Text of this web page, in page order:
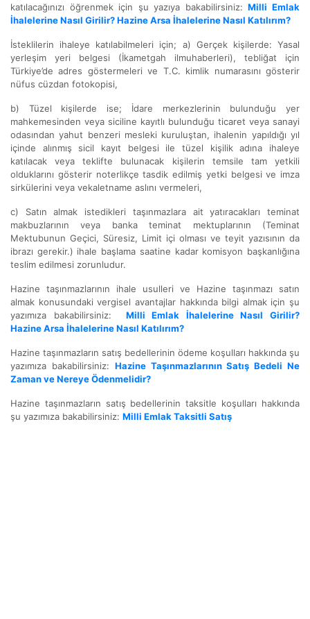
katılacağınızı öğrenmek için şu yazıya bakabilirsiniz:Milli Emlak
İhalelerine Nasıl Girilir? Hazine Arsa İhalelerine Nasıl Katılırım?
İsteklilerin ihaleye katılabilmeleri için; a) Gerçek kişilerde: Yasal
yerleşim yeri belgesi (İkametgah ilmuhaberleri), tebliğat için
Türkiye’de adres göstermeleri ve T.C. kimlik numarasını gösterir
nüfus cüzdan fotokopisi,
b) Tüzel kişilerde ise; İdare merkezlerinin bulunduğu yer
mahkemesinden veya siciline kayıtlı bulunduğu ticaret veya sanayi
odasından yahut benzeri mesleki kuruluştan, ihalenin yapıldığı yıl
içinde alınmış sicil kayıt belgesi ile tüzel kişilik adına ihaleye
katılacak veya teklifte bulunacak kişilerin temsile tam yetkili
olduklarını gösterir noterlikçe tasdik edilmiş yetki belgesi ve imza
sirkülerini veya vekaletname aslını vermeleri,
c) Satın almak istedikleri taşınmazlara ait yatıracakları teminat
makbuzlarının veya banka teminat mektuplarının (Teminat
Mektubunun Geçici, Süresiz, Limit içi olması ve teyit yazısının da
ibrazı gerekir.) ihale başlama saatine kadar komisyon başkanlığına
teslim edilmesi zorunludur.
Hazine taşınmazlarının ihale usulleri ve Hazine taşınmazı satın
almak konusundaki vergisel avantajlar hakkında bilgi almak için şu
yazımıza bakabilirsiniz: Milli Emlak İhalelerine Nasıl Girilir?
Hazine Arsa İhalelerine Nasıl Katılırım?
Hazine taşınmazların satış bedellerinin ödeme koşulları hakkında şu
yazımıza bakabilirsiniz: Hazine Taşınmazlarının Satış Bedeli Ne
Zaman ve Nereye Ödenmelidir?
Hazine taşınmazların satış bedellerinin taksitle koşulları hakkında
şu yazımıza bakabilirsiniz: Milli Emlak Taksitli Satış